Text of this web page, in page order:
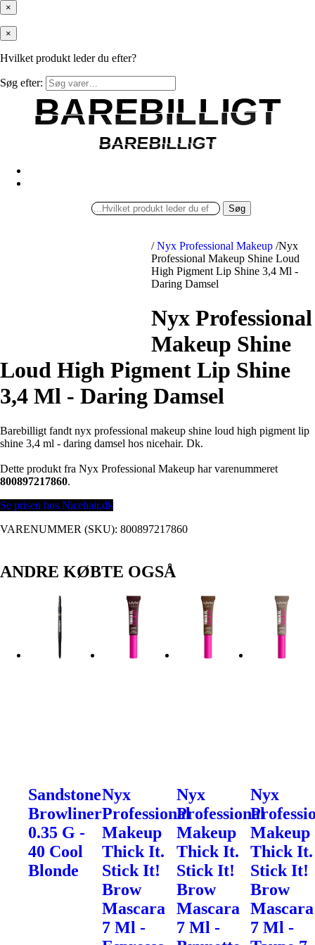
×
×
Hvilket produkt leder du efter?
Søg efter:
BAREBILLIGT
BAREBILLIGT
BAREBILLIGT
BAREBILLIGT
Søg
/ Nyx Professional Makeup /Nyx
Professional Makeup Shine Loud
High Pigment Lip Shine 3,4 Ml -
Daring Damsel
Nyx Professional
Makeup Shine
Loud High Pigment Lip Shine
3,4 Ml - Daring Damsel
Barebilligt fandt nyx professional makeup shine loud high pigment lip
shine 3,4 ml - daring damsel hos nicehair. Dk.
Dette produkt fra Nyx Professional Makeup har varenummeret
800897217860.
Se prisen hos Nicehair.dk
VARENUMMER (SKU): 800897217860
ANDRE KØBTE OGSÅ
Sandstone
Browliner
0.35 G -
40 Cool
Blonde
Nyx
Professional
Makeup
Thick It.
Stick It!
Brow
Mascara
7 Ml -
Nyx
Professional
Makeup
Thick It.
Stick It!
Brow
Mascara
7 Ml -
Nyx
Makeup
Thick It.
Stick It!
Brow
Mascara
7 Ml -